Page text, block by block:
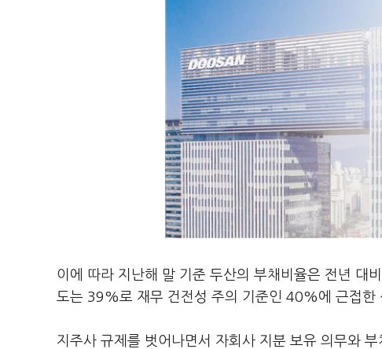
이에 따라 지난해 말 기준 두산의 부채비율은 전년
도는 39%로 재무 건전성 주의 기준인 40%에 근접한
지주사 규제를 벗어나면서 자회사 지분 보유 의무와